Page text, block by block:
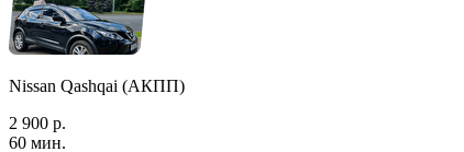
Nissan Qashqai (АКПП)
2 900 р.
60 мин.